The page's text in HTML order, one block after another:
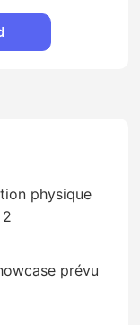
physique
prévu